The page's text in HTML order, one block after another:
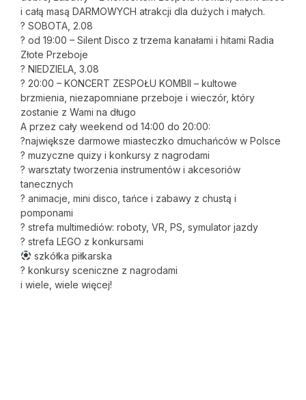
i całą masą DARMOWYCH atrakcji dla dużych i małych.
? SOBOTA, 2.08
? od 19:00 – Silent Disco z trzema kanałami i hitami Radia
Złote Przeboje
? NIEDZIELA, 3.08
? 20:00 – KONCERT ZESPOŁU KOMBII – kultowe
brzmienia, niezapomniane przeboje i wieczór, który
zostanie z Wami na długo
A przez cały weekend od 14:00 do 20:00:
?największe darmowe miasteczko dmuchańców w Polsce
? muzyczne quizy i konkursy z nagrodami
? warsztaty tworzenia instrumentów i akcesoriów
tanecznych
? animacje, mini disco, tańce i zabawy z chustą i
pomponami
? strefa multimediów: roboty, VR, PS, symulator jazdy
? strefa LEGO z konkursami
szkółka piłkarska
? konkursy sceniczne z nagrodami
i wiele, wiele więcej!